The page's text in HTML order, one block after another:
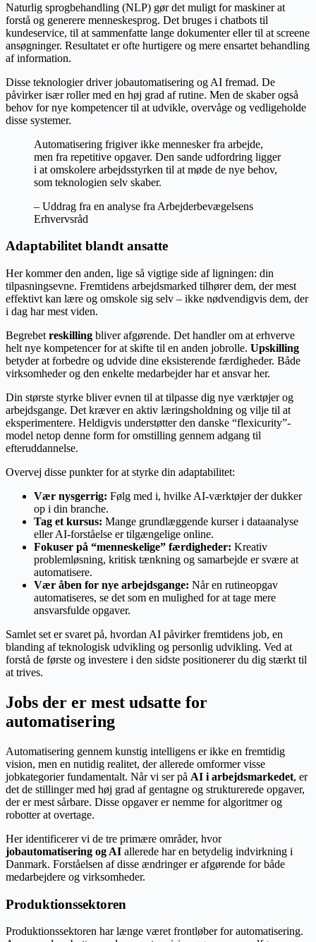
Naturlig sprogbehandling (NLP) gør det muligt for maskiner at
forstå og generere menneskesprog. Det bruges i chatbots til
kundeservice, til at sammenfatte lange dokumenter eller til at screene
ansøgninger. Resultatet er ofte hurtigere og mere ensartet behandling
af information.
Disse teknologier driver jobautomatisering og AI fremad. De
påvirker især roller med en høj grad af rutine. Men de skaber også
behov for nye kompetencer til at udvikle, overvåge og vedligeholde
disse systemer.
Automatisering frigiver ikke mennesker fra arbejde,
men fra repetitive opgaver. Den sande udfordring ligger
i at omskolere arbejdsstyrken til at møde de nye behov,
som teknologien selv skaber.
– Uddrag fra en analyse fra Arbejderbevægelsens
Erhvervsråd
Adaptabilitet blandt ansatte
Her kommer den anden, lige så vigtige side af ligningen: din
tilpasningsevne. Fremtidens arbejdsmarked tilhører dem, der mest
effektivt kan lære og omskole sig selv – ikke nødvendigvis dem, der
i dag har mest viden.
Begrebet reskilling bliver afgørende. Det handler om at erhverve
helt nye kompetencer for at skifte til en anden jobrolle. Upskilling
betyder at forbedre og udvide dine eksisterende færdigheder. Både
virksomheder og den enkelte medarbejder har et ansvar her.
Din største styrke bliver evnen til at tilpasse dig nye værktøjer og
arbejdsgange. Det kræver en aktiv læringsholdning og vilje til at
eksperimentere. Heldigvis understøtter den danske “flexicurity”-
model netop denne form for omstilling gennem adgang til
efteruddannelse.
Overvej disse punkter for at styrke din adaptabilitet:
Vær nysgerrig: Følg med i, hvilke AI-værktøjer der dukker
op i din branche.
Tag et kursus: Mange grundlæggende kurser i dataanalyse
eller AI-forståelse er tilgængelige online.
Fokuser på “menneskelige” færdigheder: Kreativ
problemløsning, kritisk tænkning og samarbejde er svære at
automatisere.
Vær åben for nye arbejdsgange: Når en rutineopgav
automatiseres, se det som en mulighed for at tage mere
ansvarsfulde opgaver.
Samlet set er svaret på, hvordan AI påvirker fremtidens job, en
blanding af teknologisk udvikling og personlig udvikling. Ved at
forstå de første og investere i den sidste positionerer du dig stærkt til
at trives.
Jobs der er mest udsatte for
automatisering
Automatisering gennem kunstig intelligens er ikke en fremtidig
vision, men en nutidig realitet, der allerede omformer visse
jobkategorier fundamentalt. Når vi ser på AI i arbejdsmarkedet, er
det de stillinger med høj grad af gentagne og strukturerede opgaver,
der er mest sårbare. Disse opgaver er nemme for algoritmer og
robotter at overtage.
Her identificerer vi de tre primære områder, hvor
jobautomatisering og AI allerede har en betydelig indvirkning i
Danmark. Forståelsen af disse ændringer er afgørende for både
medarbejdere og virksomheder.
Produktionssektoren
Produktionssektoren har længe været frontløber for automatisering.